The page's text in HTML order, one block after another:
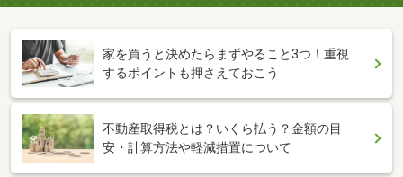
家を買うと決めたらまずやること3つ！重視
するポイントも押さえておこう
不動産取得税とは？いくら払う？金額の目
安・計算方法や軽減措置について